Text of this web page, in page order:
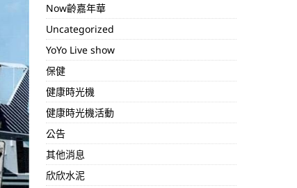
Now齡嘉年華
Uncategorized
YoYo Live show
保健
健康時光機
健康時光機活動
公告
其他消息
欣欣水泥